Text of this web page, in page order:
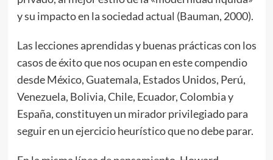
y su impacto en la sociedad actual (Bauman, 2000).
Las lecciones aprendidas y buenas prácticas con los
casos de éxito que nos ocupan en este compendio
desde México, Guatemala, Estados Unidos, Perú,
Venezuela, Bolivia, Chile, Ecuador, Colombia y
España, constituyen un mirador privilegiado para
seguir en un ejercicio heurístico que no debe parar.